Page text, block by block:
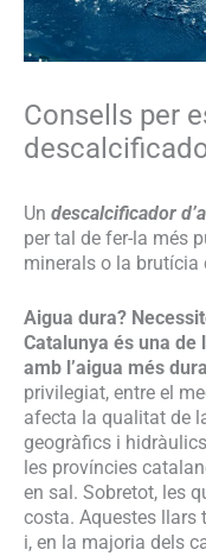
Consells per
Un descalcificador
per tal de fer-la més
minerals o la brutícia
Aigua dura?
Catalunya és una de
amb l’aigua més dura
privilegiat, entre el
afecta la qualitat de
geogràfics i
les províncies
en sal. Sobretot, les
costa. Aquestes llars
i, en la majoria dels